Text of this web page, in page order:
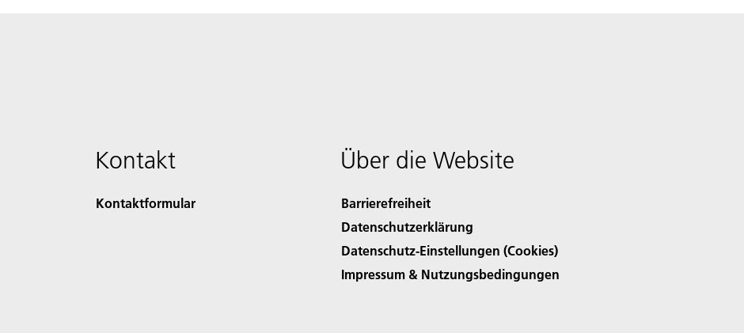
Kontakt
Kontaktformular
Über die Website
Barrierefreiheit
Datenschutzerklärung
Datenschutz-Einstellungen (Cookies)
Impressum & Nutzungsbedingungen